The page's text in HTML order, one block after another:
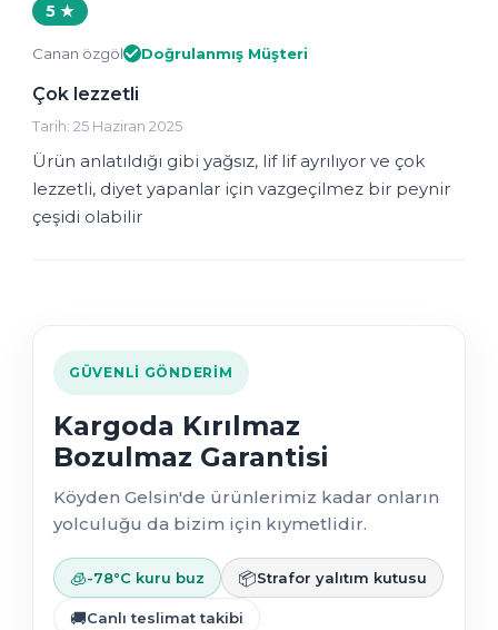
5 ★
Canan özgöl Doğrulanmış Müşteri
Çok lezzetli
Tarih: 25 Haziran 2025
Ürün anlatıldığı gibi yağsız, lif lif ayrılıyor ve çok
lezzetli, diyet yapanlar için vazgeçilmez bir peynir
çeşidi olabilir
GÜVENLI GÖNDERIM
Kargoda Kırılmaz
Bozulmaz Garantisi
Köyden Gelsin'de ürünlerimiz kadar onların
yolculuğu da bizim için kıymetlidir.
🧊-78°C kuru buz 📦Strafor yalıtım kutusu
🚚Canlı teslimat takibi